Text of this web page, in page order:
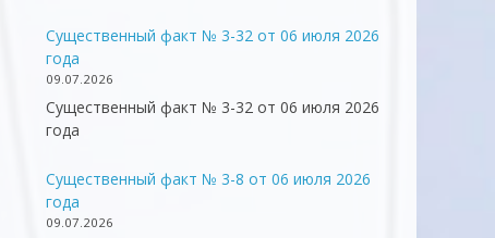
Существенный факт № 3-32 от 06 июля 2026
года
09.07.2026
Существенный факт № 3-32 от 06 июля 2026
года
Существенный факт № 3-8 от 06 июля 2026
года
09.07.2026